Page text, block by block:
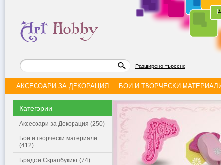
|
Разширено търсене
АКСЕСОАРИ ЗА ДЕКОРАЦИЯ БОИ И ТВОРЧЕСКИ
Категории
Аксесоари за Декорация (250)
Бои и творчески материали
(412)
Брадс и Скрапбукинг (74)